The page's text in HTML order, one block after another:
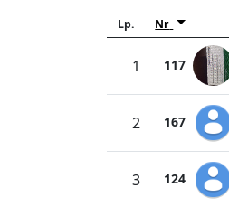
Lp. Nr
1 117
2 167
3 124